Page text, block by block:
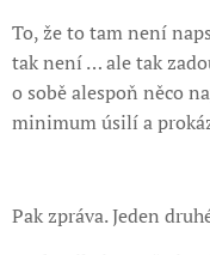
To, že to tam není
tak není … ale tak
o sobě alespoň něco
minimum úsilí a
Pak zpráva. Jeden